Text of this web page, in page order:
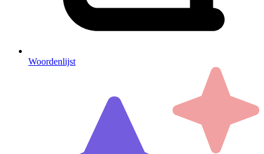
Woordenlijst